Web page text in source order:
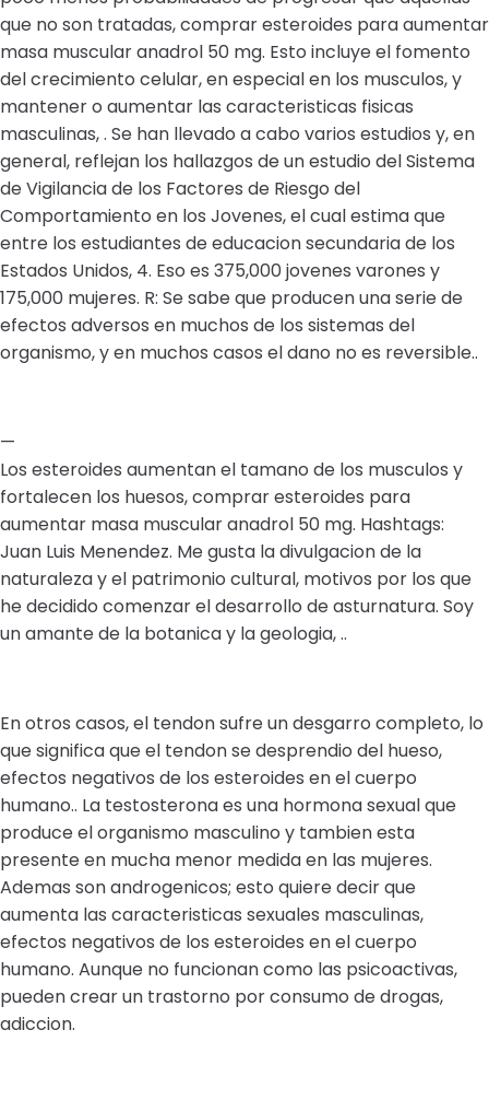
que no son tratadas, comprar esteroides para aumentar
masa muscular anadrol 50 mg. Esto incluye el fomento
del crecimiento celular, en especial en los musculos, y
mantener o aumentar las caracteristicas fisicas
masculinas, . Se han llevado a cabo varios estudios y, en
general, reflejan los hallazgos de un estudio del Sistema
de Vigilancia de los Factores de Riesgo del
Comportamiento en los Jovenes, el cual estima que
entre los estudiantes de educacion secundaria de los
Estados Unidos, 4. Eso es 375,000 jovenes varones y
175,000 mujeres. R: Se sabe que producen una serie de
efectos adversos en muchos de los sistemas del
organismo, y en muchos casos el dano no es reversible..
—
Los esteroides aumentan el tamano de los musculos y
fortalecen los huesos, comprar esteroides para
aumentar masa muscular anadrol 50 mg. Hashtags:
Juan Luis Menendez. Me gusta la divulgacion de la
naturaleza y el patrimonio cultural, motivos por los que
he decidido comenzar el desarrollo de asturnatura. Soy
un amante de la botanica y la geologia, ..
En otros casos, el tendon sufre un desgarro completo, lo
que significa que el tendon se desprendio del hueso,
efectos negativos de los esteroides en el cuerpo
humano.. La testosterona es una hormona sexual que
produce el organismo masculino y tambien esta
presente en mucha menor medida en las mujeres.
Ademas son androgenicos; esto quiere decir que
aumenta las caracteristicas sexuales masculinas,
efectos negativos de los esteroides en el cuerpo
humano. Aunque no funcionan como las psicoactivas,
pueden crear un trastorno por consumo de drogas,
adiccion.